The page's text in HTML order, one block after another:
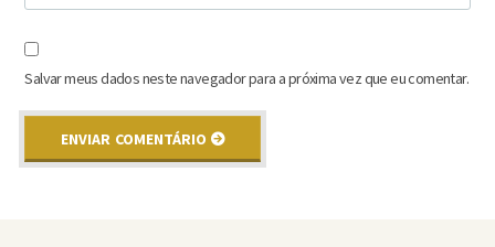
Salvar meus dados neste navegador para a próxima vez que eu comentar.